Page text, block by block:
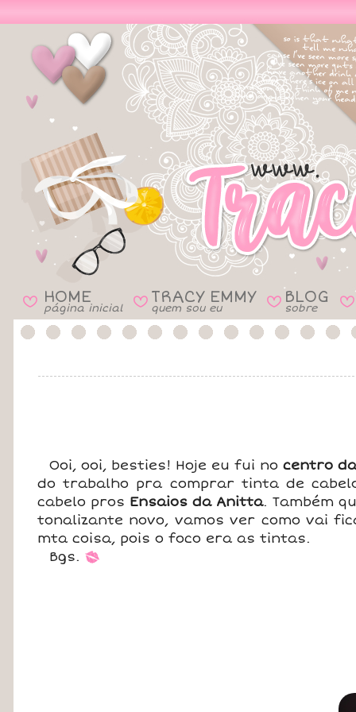
B HOME
página inicial B TRACY EMMY
quem sou eu B BLOG
sobre B
Ooi, ooi, besties! Hoje eu fui nocentro
do trabalho pra comprar tinta de
cabelo pros Ensaios da Anitta. Também
tonalizante novo, vamos ver como vai
mta coisa, pois o foco era as tintas.
Bgs. *